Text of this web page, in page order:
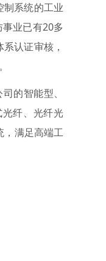
系统的工业
业已有20多
认证审核，
的智能型、
纤、光纤光
，满足高端工